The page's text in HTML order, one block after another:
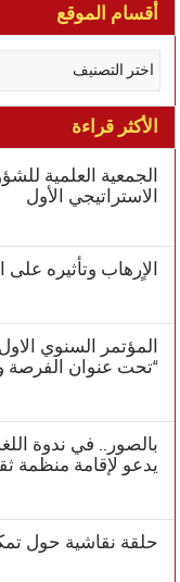
أقسام الموقع
الأكثر قراءة
الجمعية العلمية
الاستراتيجي الأول
الاٍرهاب وتأثيره على
المؤتمر السنوي
“تحت عنوان الفرصة
بالصور.. في ندوة
يدعو لإقامة منظمة
حلقة نقاشية حول